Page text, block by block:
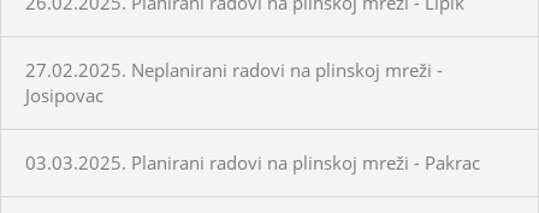
27.02.2025. Neplanirani radovi na plinskoj mreži -
Josipovac
03.03.2025. Planirani radovi na plinskoj mreži - Pakrac